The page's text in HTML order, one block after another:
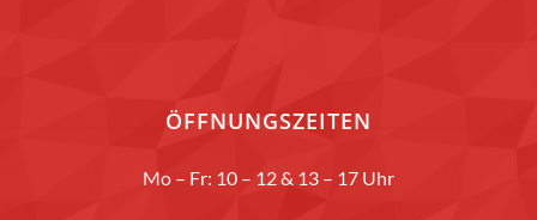
ÖFFNUNGSZEITEN
Mo – Fr: 10 – 12 & 13 – 17 Uhr